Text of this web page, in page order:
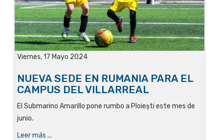
Viernes, 17 Mayo 2024
NUEVA SEDE EN RUMANIA PARA EL
CAMPUS DEL VILLARREAL
El Submarino Amarillo pone rumbo a Ploiești este mes de
junio.
Leer más ...